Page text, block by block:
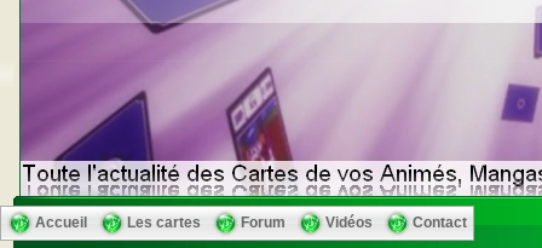
Accueil Les cartes Forum Vidéos Contact